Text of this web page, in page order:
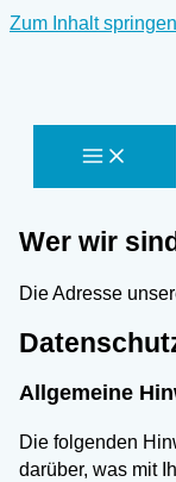
Zum Inhalt springen
Wer wir sind
Die Adresse
Allgemeine
Die folgenden
darüber, was mit